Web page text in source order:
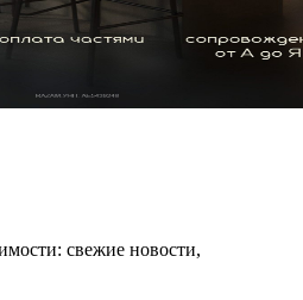
свежие новости,